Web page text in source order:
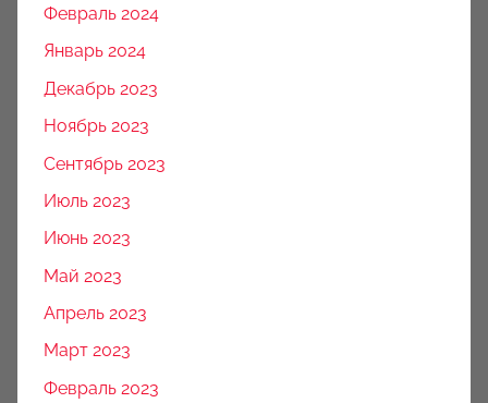
Февраль 2024
Январь 2024
Декабрь 2023
Ноябрь 2023
Сентябрь 2023
Июль 2023
Июнь 2023
Май 2023
Апрель 2023
Март 2023
Февраль 2023